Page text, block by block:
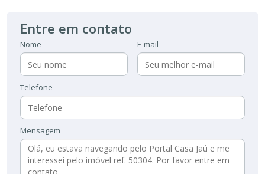
Entre em contato
Nome E-mail
Telefone
Mensagem